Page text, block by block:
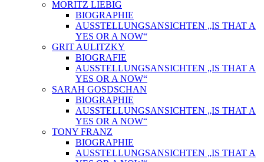
MORITZ LIEBIG
BIOGRAPHIE
AUSSTELLUNGSANSICHTEN „IS THAT A
YES OR A NOW“
GRIT AULITZKY
BIOGRAFIE
AUSSTELLUNGSANSICHTEN „IS THAT A
YES OR A NOW“
SARAH GOSDSCHAN
BIOGRAPHIE
AUSSTELLUNGSANSICHTEN „IS THAT A
YES OR A NOW“
TONY FRANZ
BIOGRAPHIE
AUSSTELLUNGSANSICHTEN „IS THAT A